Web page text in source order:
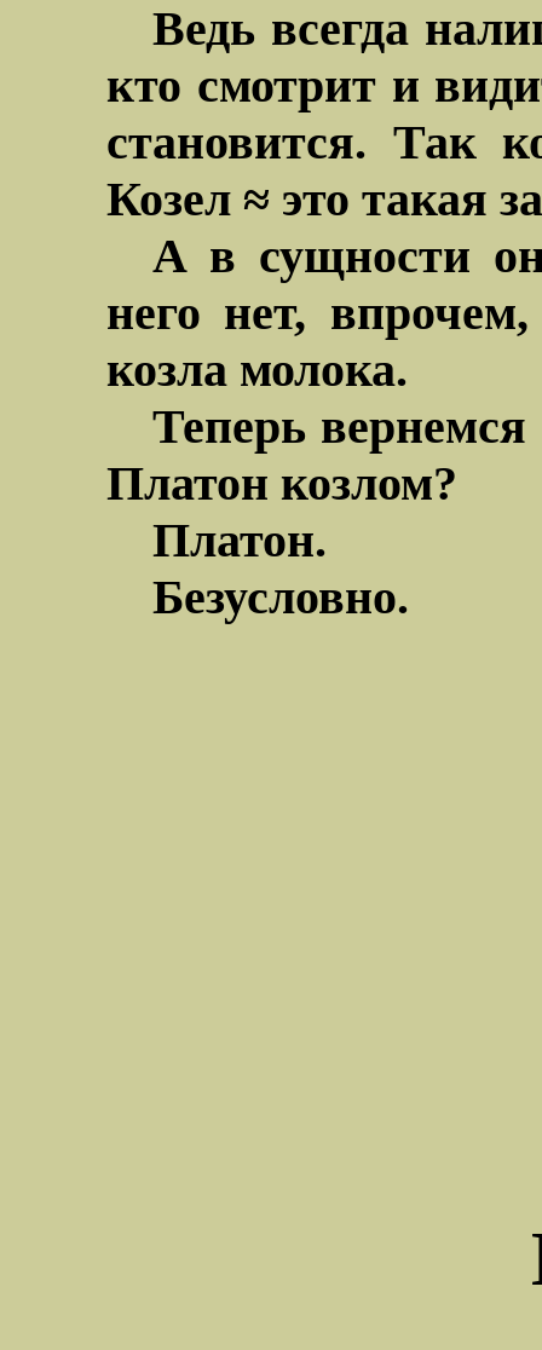
Ведь всегда
кто смотрит и
становится. Так
Козел ≈ это такая
А в сущности
него нет,
козла молока.
Теперь
Платон козлом?
Платон.
Безусловно.